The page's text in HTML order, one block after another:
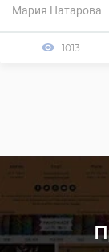
Мария Натарова
1013